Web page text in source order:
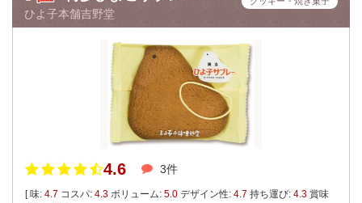
ひよ子本舗吉野堂
4.6 3件
[ 味: 4.7 コスパ: 4.3 ボリューム: 5.0 デザイン性: 4.7 持ち運び: 4.3 賞味